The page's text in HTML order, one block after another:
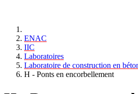
ENAC
IIC
Laboratoires
Laboratoire de construction en
H - Ponts en encorbellement